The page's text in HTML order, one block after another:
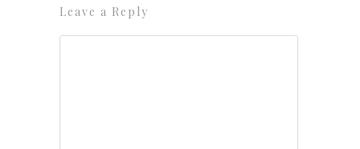
Leave a Reply